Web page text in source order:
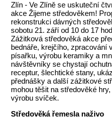
Zlín - Ve Zlíně se uskuteční
akce Žijeme středověkem!
rekonstrukci dávných
sobotu 21. září od 10 do 17
Zážitková středověká akce
bednáře, krejčího, zpracování
písařku, výrobu keramiky a
návštěvníky se chystají
receptur, šlechtické stany,
přednášky a další zážitkové
mohou těšit na středověké
výrobu svíček.
Středověká řemesla naživo